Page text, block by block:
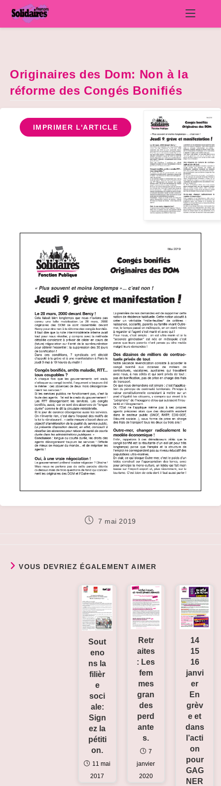
Originaires des Dom: Non à la
réforme des Congés Bonifiés
IMPRIMER L'ARTICLE
Publication
7 mai 2019
VOUS DEVRIEZ ÉGALEMENT AIMER
14
15
16
janvi
er
En
grèv
e et
dans
l’acti
on
pour
GAG
NER
Retr
aites
: Les
fem
mes
gran
des
perd
ante
s.
7
janvier
2020
Sout
eno
ns la
filièr
e
soci
ale:
Sign
ez la
pétiti
on.
11 mai
2017